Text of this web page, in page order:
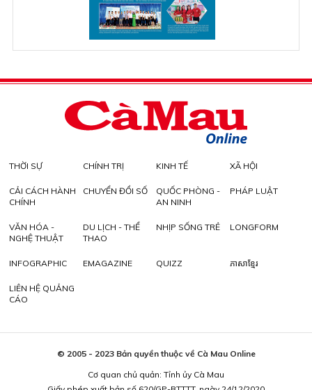
THỜI SỰ CHÍNH TRỊ KINH TẾ XÃ HỘI
CẢI CÁCH HÀNH
CHÍNH
CHUYỂN ĐỔI SỐ
QUỐC PHÒNG -
AN NINH
PHÁP LUẬT
VĂN HÓA -
NGHỆ THUẬT
DU LỊCH - THỂ
THAO
NHỊP SỐNG TRẺ LONGFORM
INFOGRAPHIC EMAGAZINE QUIZZ ភាសាខ្មែរ
LIÊN HỆ QUẢNG
CÁO
© 2005 - 2023 Bản quyền thuộc về Cà Mau Online
Cơ quan chủ quản: Tỉnh ủy Cà Mau